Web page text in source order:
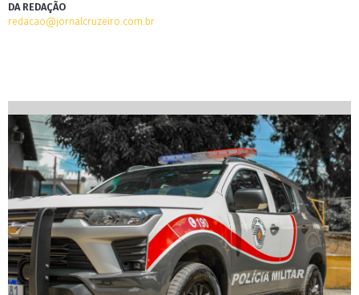
DA REDAÇÃO
redacao@jornalcruzeiro.com.br